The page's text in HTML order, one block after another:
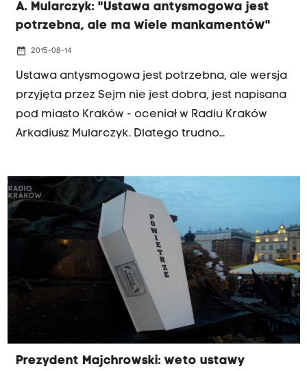
A. Mularczyk: "Ustawa antysmogowa jest
potrzebna, ale ma wiele mankamentów"
date_range 2015-08-14
Ustawa antysmogowa jest potrzebna, ale wersja
przyjęta przez Sejm nie jest dobra, jest napisana
pod miasto Kraków - oceniał w Radiu Kraków
Arkadiusz Mularczyk. Dlatego trudno
antenie sądecki poseł Solidarnej Polski.
Prezydent Majchrowski: weto ustawy